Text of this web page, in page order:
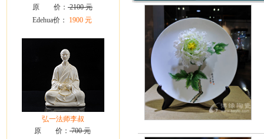
原 价： 2100 元
Edehua价：
1900 元
弘一法师李叔
原 价： 700 元